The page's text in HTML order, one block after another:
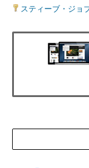
スティーブ・ジョ